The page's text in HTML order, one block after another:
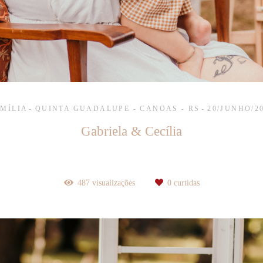
QUINTA GUADALUPE - CANOAS - RS 20/JUNHO/
Gabriela & Cecília
487visualizações 0curtidas